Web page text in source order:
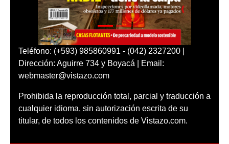
Teléfono: (+593) 985860991 - (042) 2327200 |
Dirección: Aguirre 734 y Boyacá | Email:
webmaster@vistazo.com
Prohibida la reproducción total, parcial y traducción a
cualquier idioma, sin autorización escrita de su
titular, de todos los contenidos de Vistazo.com.